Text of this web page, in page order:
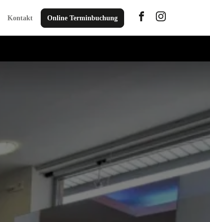
Online Terminbuchung
Kontakt